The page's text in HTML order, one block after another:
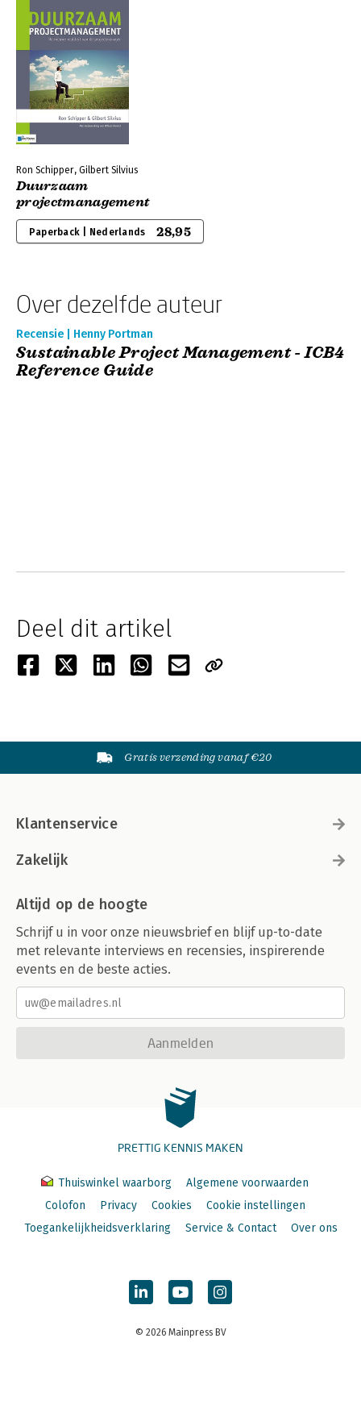
Ron Schipper, Gilbert Silvius
Duurzaam
projectmanagement
Paperback | Nederlands 28,95
Over dezelfde auteur
Recensie | Henny Portman
Sustainable Project Management - ICB4
Reference Guide
Deel dit artikel
Gratis verzending vanaf €20
Klantenservice
Zakelijk
Altijd op de hoogte
Schrijf u in voor onze nieuwsbrief en blijf up-to-date
met relevante interviews en recensies, inspirerende
events en de beste acties.
Aanmelden
PRETTIG KENNIS MAKEN
Thuiswinkel waarborg
Algemene voorwaarden
Colofon
Privacy Cookies
Cookie instellingen
Toegankelijkheidsverklaring
Service & Contact Over ons
© 2026 Mainpress BV